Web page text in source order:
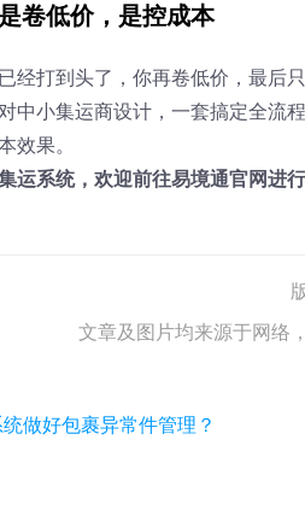
卷低价，是控成本
经打到头了，你再卷低价，最后只
中小集运商设计，一套搞定全流
效果。
运系统，欢迎前往易境通官网进
文章及图片均来源于网络
做好包裹异常件管理？